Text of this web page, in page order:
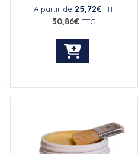
A partir de 25,72€ HT
30,86€ TTC
Ce
plusieurs
options
peuvent